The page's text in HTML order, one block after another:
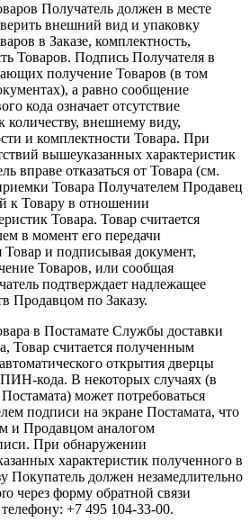
Получатель должен в месте
внешний вид и упаковку
в Заказе, комплектность,
Товаров. Подпись Получателя в
получение Товаров (в том
а равно сообщение
кода означает отсутствие
количеству, внешнему виду,
и комплектности Товара. При
вышеуказанных характеристик
вправе отказаться от Товара (см.
Товара Получателем Продавец
к Товару в отношении
Товара. Товар считается
в момент его передачи
и подписывая документ,
Товаров, или сообщая
подтверждает надлежащее
Продавцом по Заказу.
в Постамате Службы доставки
Товар считается полученным
открытия дверцы
кода. В некоторых случаях (в
может потребоваться
подписи на экране Постамата, что
и Продавцом аналогом
При обнаружении
характеристик полученного в
Покупатель должен незамедлительно
через форму обратной связи
+7 495 104-33-00.